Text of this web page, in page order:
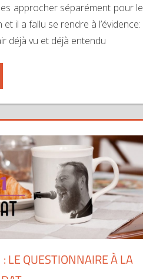
approcher séparément pour le
il a fallu se rendre à l’évidence:
déjà vu et déjà entendu
LE QUESTIONNAIRE À LA